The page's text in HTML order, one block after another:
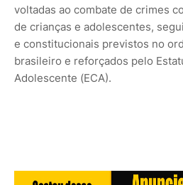
voltadas ao combate de crimes
de crianças e adolescentes,
e constitucionais previstos no
brasileiro e reforçados pelo
Adolescente (ECA).